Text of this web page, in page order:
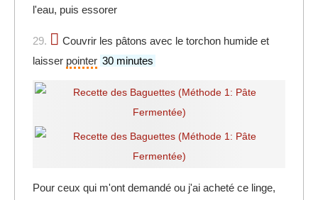
l'eau, puis essorer
29.
Couvrir les pâtons avec le torchon humide et
laisser pointer 30 minutes
Pour ceux qui m'ont demandé ou j'ai acheté ce linge,